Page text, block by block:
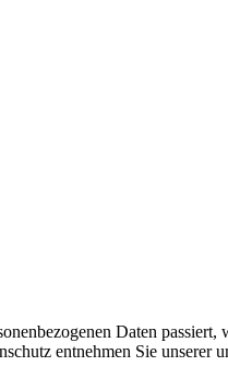
Daten
entnehmen Sie unserer